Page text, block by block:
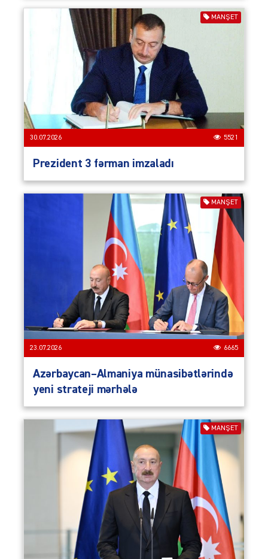
MANŞET
30.07.2026 5521
Prezident 3 fərman imzaladı
MANŞET
23.07.2026 6665
Azərbaycan–Almaniya münasibətlərində
yeni strateji mərhələ
MANŞET